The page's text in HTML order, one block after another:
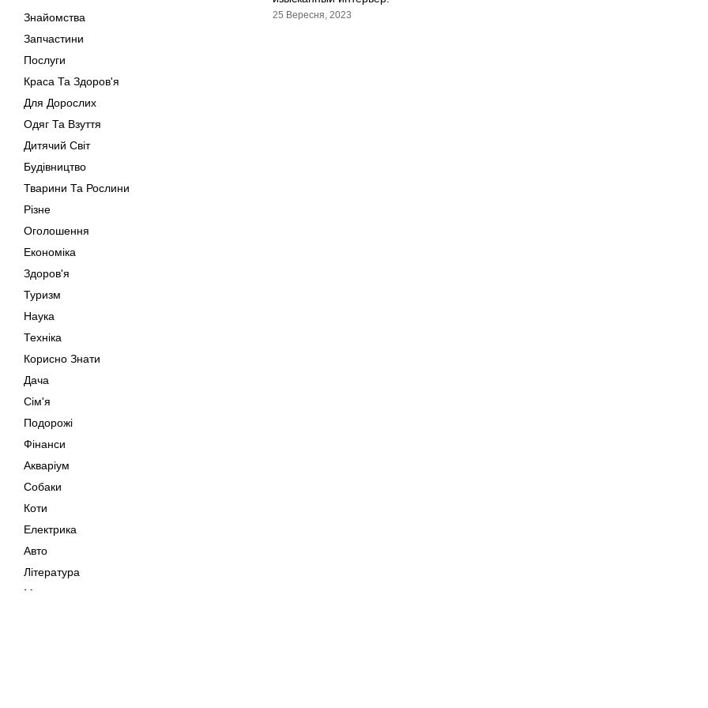
Знайомства
Запчастини
Послуги
Краса Та Здоров'я
Для Дорослих
Одяг Та Взуття
Дитячий Світ
Будівництво
Тварини Та Рослини
Різне
Оголошення
Економіка
Здоров'я
Туризм
Наука
Техніка
Корисно Знати
Дача
Сім'я
Подорожі
Фінанси
Акваріум
Собаки
Коти
Електрика
Авто
Література
Музика
25 Вересня, 2023